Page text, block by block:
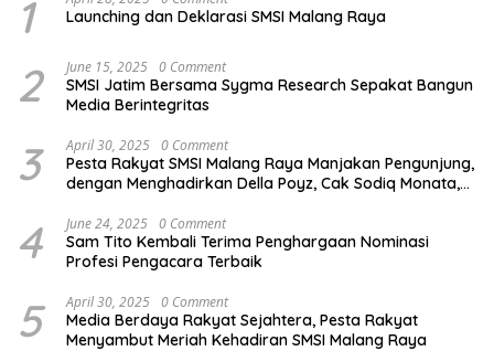
1 Launching dan Deklarasi SMSI Malang Raya
2 June 15, 2025 0 Comment
SMSI Jatim Bersama Sygma Research Sepakat Bangun
Media Berintegritas
3 April 30, 2025 0 Comment
Pesta Rakyat SMSI Malang Raya Manjakan Pengunjung,
dengan Menghadirkan Della Poyz, Cak Sodiq Monata,
4 June 24, 2025 0 Comment
Sam Tito Kembali Terima Penghargaan Nominasi
Profesi Pengacara Terbaik
5 April 30, 2025 0 Comment
Media Berdaya Rakyat Sejahtera, Pesta Rakyat
Menyambut Meriah Kehadiran SMSI Malang Raya